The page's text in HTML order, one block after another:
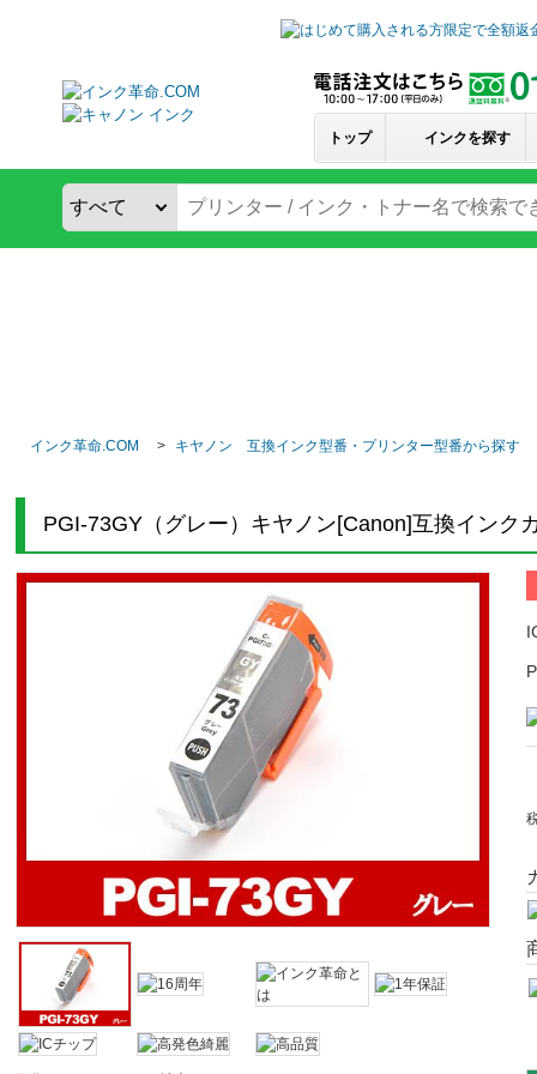
トップ インクを探す
インク革命.COM キヤノン 互換インク型番・プリンター型番から探す
PGI-73GY（グレー）キヤノン[Canon]互換インク